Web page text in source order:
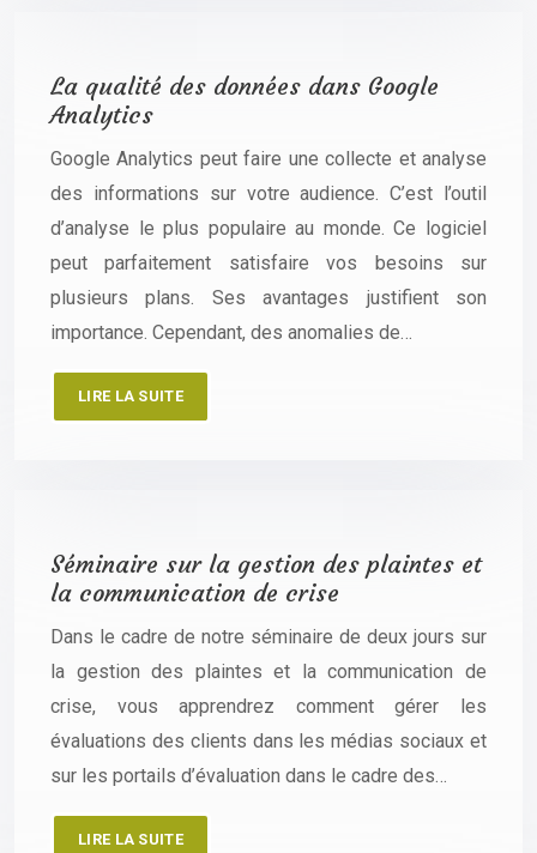
La qualité des données dans Google
Analytics
Google Analytics peut faire une collecte et analyse
des informations sur votre audience. C’est l’outil
d’analyse le plus populaire au monde. Ce logiciel
peut parfaitement satisfaire vos besoins sur
plusieurs plans. Ses avantages justifient son
importance. Cependant, des anomalies de…
LIRE LA SUITE
Séminaire sur la gestion des plaintes et
la communication de crise
Dans le cadre de notre séminaire de deux jours sur
la gestion des plaintes et la communication de
crise, vous apprendrez comment gérer les
évaluations des clients dans les médias sociaux et
sur les portails d’évaluation dans le cadre des…
LIRE LA SUITE